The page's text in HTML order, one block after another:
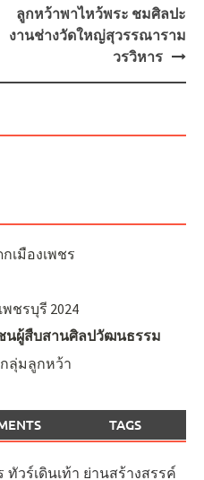
ลูกหว้าพาไหว้พระ ชมศิลปะ
งานช่างวัดใหญ่สุวรรณาราม
วรวิหาร
เมืองเพชร
ชรบุรี 2024
นผู้สืบสานศิลปวัฒนธรรม
ลุ่มลูกหว้า
TAGS
ทัวร์เดินเท้า ย่านสร้างสรรค์